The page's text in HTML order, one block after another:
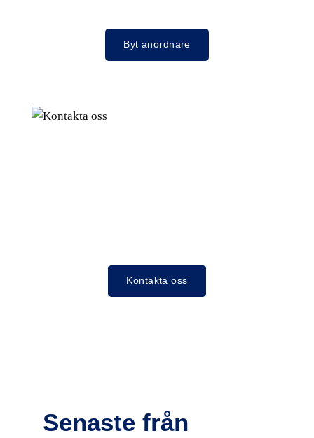
Byt anordnare
Kontakta oss
Senaste från